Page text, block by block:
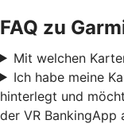
FAQ zu
Mit welchen
Ich habe meine
hinterlegt und
der VR